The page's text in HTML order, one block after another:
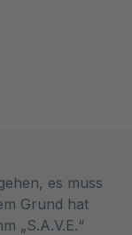
es muss
Grund hat
„S.A.V.E.“